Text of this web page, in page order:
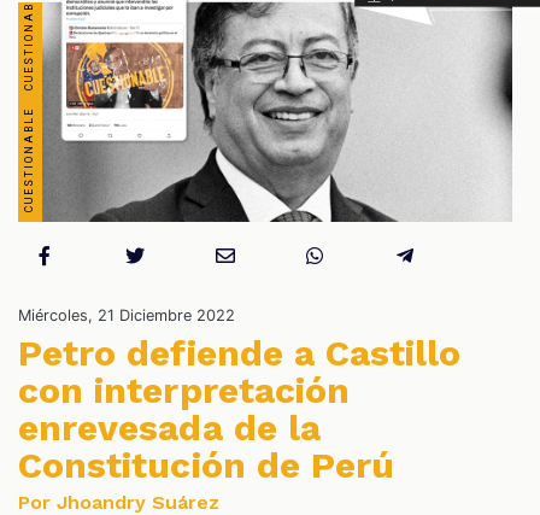
Miércoles, 21 Diciembre 2022
Petro defiende a Castillo
con interpretación
enrevesada de la
Constitución de Perú
Por Jhoandry Suárez